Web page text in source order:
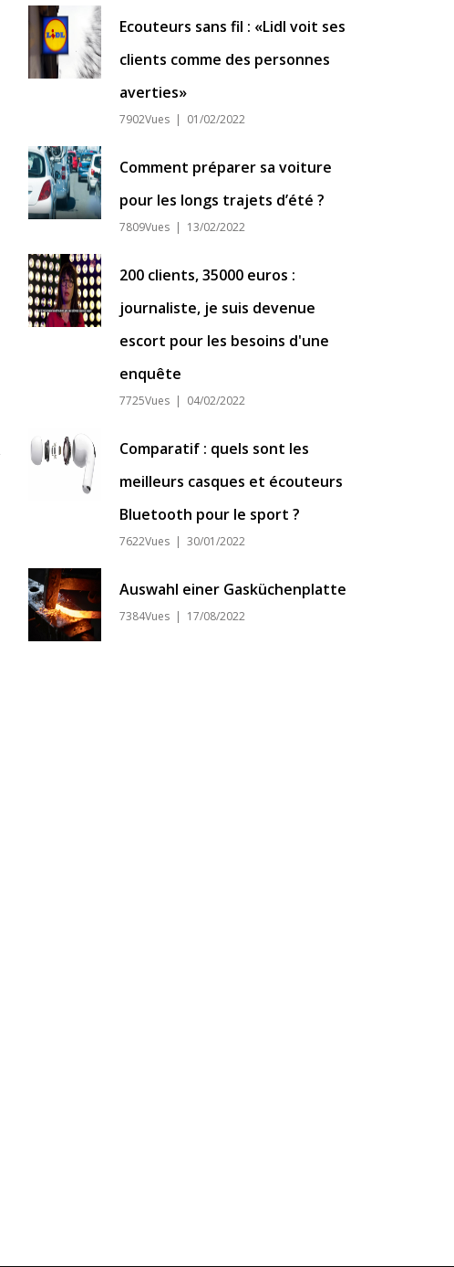
Ecouteurs sans fil : «Lidl voit ses
clients comme des personnes
averties»
7902Vues | 01/02/2022
Comment préparer sa voiture
pour les longs trajets d’été ?
7809Vues | 13/02/2022
200 clients, 35000 euros :
journaliste, je suis devenue
escort pour les besoins d'une
enquête
7725Vues | 04/02/2022
Comparatif : quels sont les
meilleurs casques et écouteurs
Bluetooth pour le sport ?
7622Vues | 30/01/2022
Auswahl einer Gasküchenplatte
7384Vues | 17/08/2022